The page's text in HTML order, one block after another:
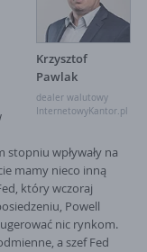
Krzysztof
Pawlak
dealer walutowy
InternetowyKantor.pl
stopniu wpływały na
mamy nieco inną
który wczoraj
Powell
nic rynkom.
a szef Fed